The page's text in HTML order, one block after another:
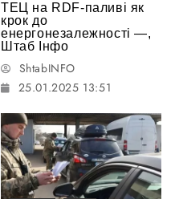
ТЕЦ на RDF-паливі як
крок до
енергонезалежності —,
Штаб Інфо
ShtabINFO
25.01.2025 13:51